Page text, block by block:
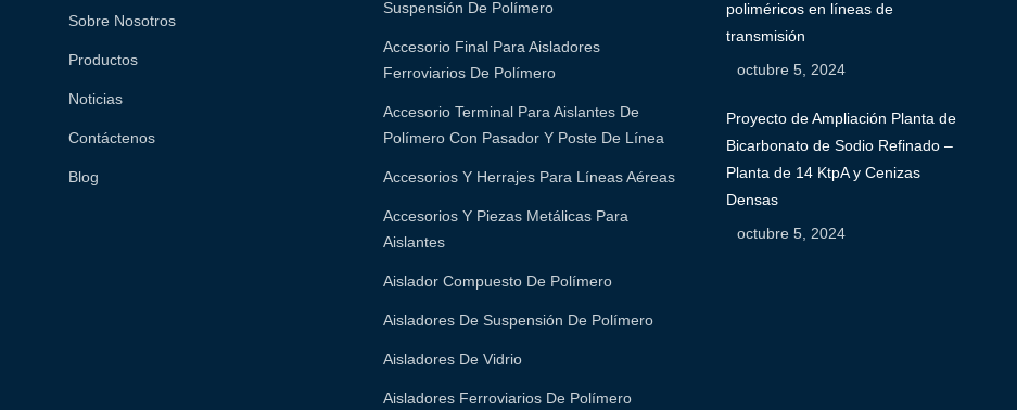
Sobre Nosotros
Productos
Noticias
Contáctenos
Blog
Suspensión De Polímero
Accesorio Final Para Aisladores
Ferroviarios De Polímero
Accesorio Terminal Para Aislantes De
Polímero Con Pasador Y Poste De Línea
Accesorios Y Herrajes Para Líneas Aéreas
Accesorios Y Piezas Metálicas Para
Aislantes
Aislador Compuesto De Polímero
Aisladores De Suspensión De Polímero
Aisladores De Vidrio
Aisladores Ferroviarios De Polímero
poliméricos en líneas de
transmisión
octubre 5, 2024
Proyecto de Ampliación Planta de
Bicarbonato de Sodio Refinado –
Planta de 14 KtpA y Cenizas
Densas
octubre 5, 2024